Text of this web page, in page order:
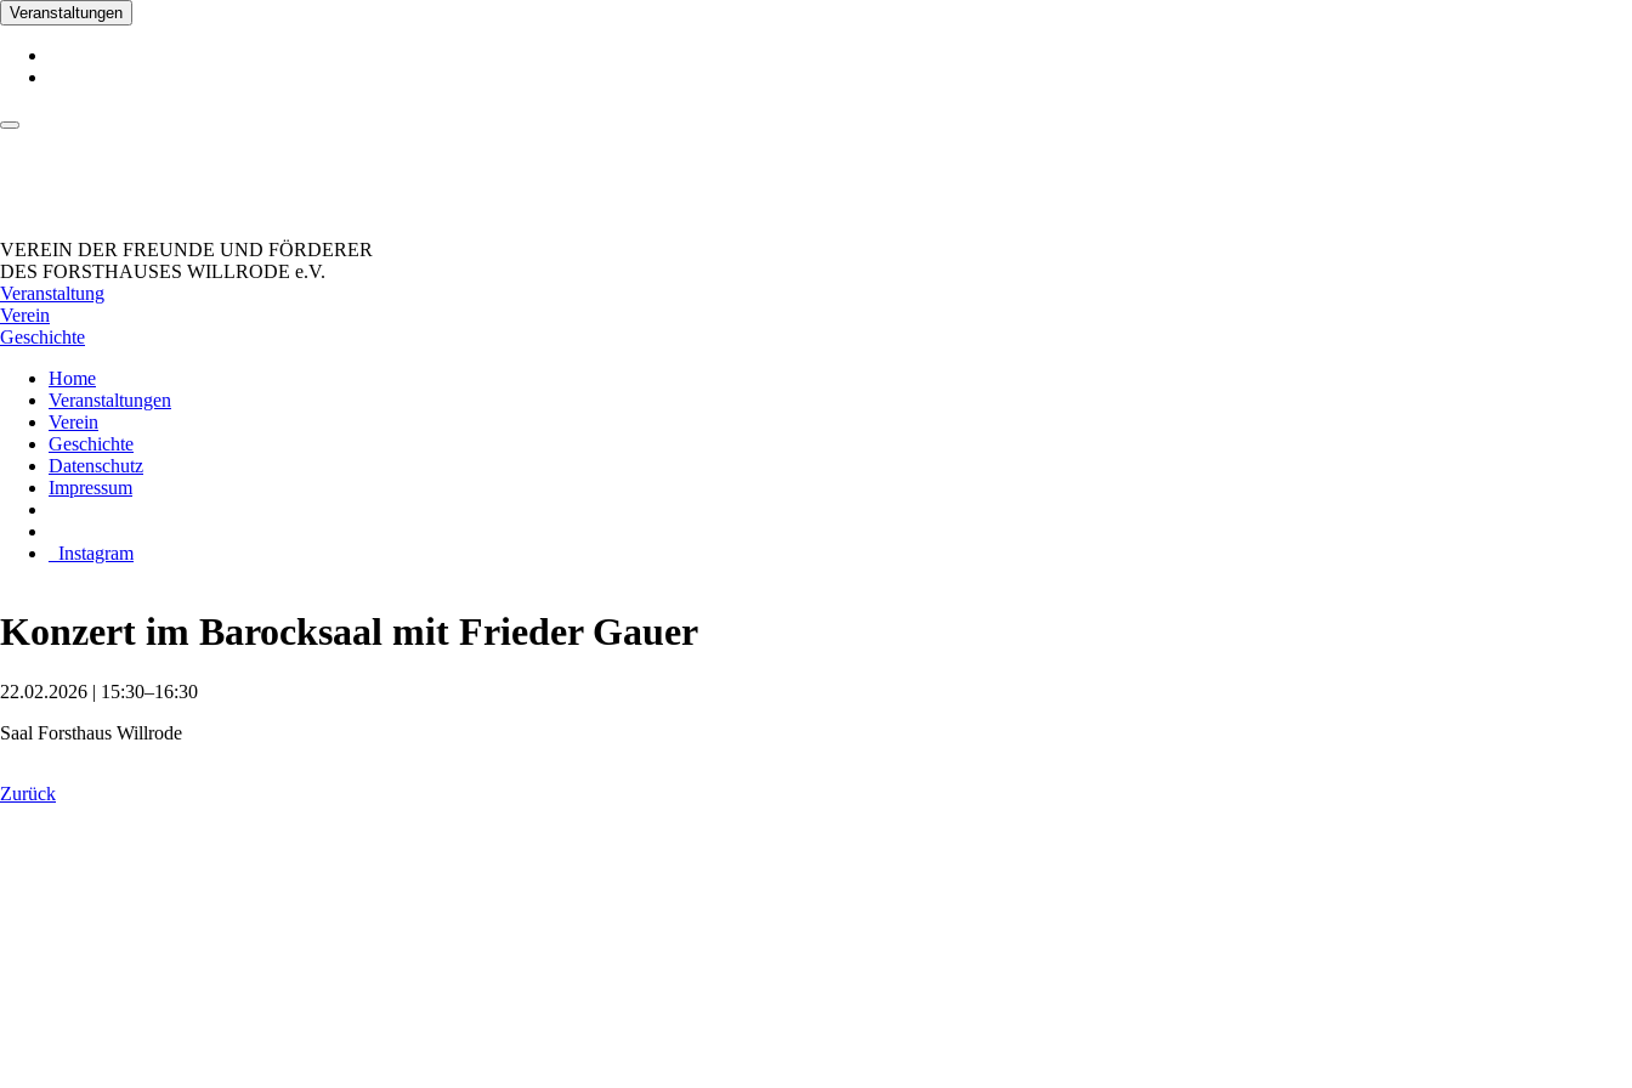
Veranstaltungen
VEREIN DER FREUNDE UND FÖRDERER
DES FORSTHAUSES WILLRODE e.V.
Veranstaltung
Verein
Geschichte
Home
Veranstaltungen
Verein
Geschichte
Datenschutz
Impressum
_Instagram
Konzert im Barocksaal mit Frieder Gauer
22.02.2026 | 15:30–16:30
Saal Forsthaus Willrode
Zurück